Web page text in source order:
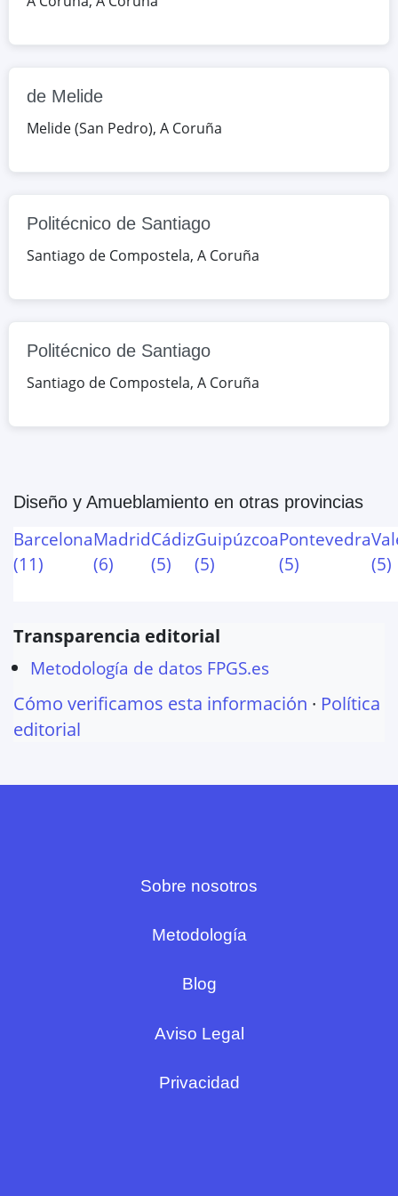
RU/Rosalia de Castro 133, Santiago
Google Maps
de Compostela, A Coruña, España
Google Maps
OpenStreetMap
de Melide
Melide (San Pedro), A Coruña
Politécnico de Santiago
Santiago de Compostela, A Coruña
Politécnico de Santiago
Santiago de Compostela, A Coruña
Diseño y Amueblamiento en otras provincias
Barcelona
(11)
Madrid
(6)
Cádiz
(5)
Guipúzcoa
(5)
Pontevedra
(5)
(5)
Transparencia editorial
Metodología de datos FPGS.es
Cómo verificamos esta información · Política
editorial
Sobre nosotros
Metodología
Blog
Aviso Legal
Privacidad